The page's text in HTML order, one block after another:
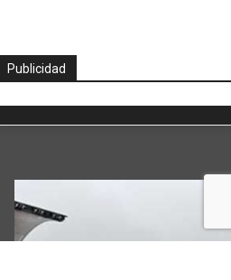
Publicidad